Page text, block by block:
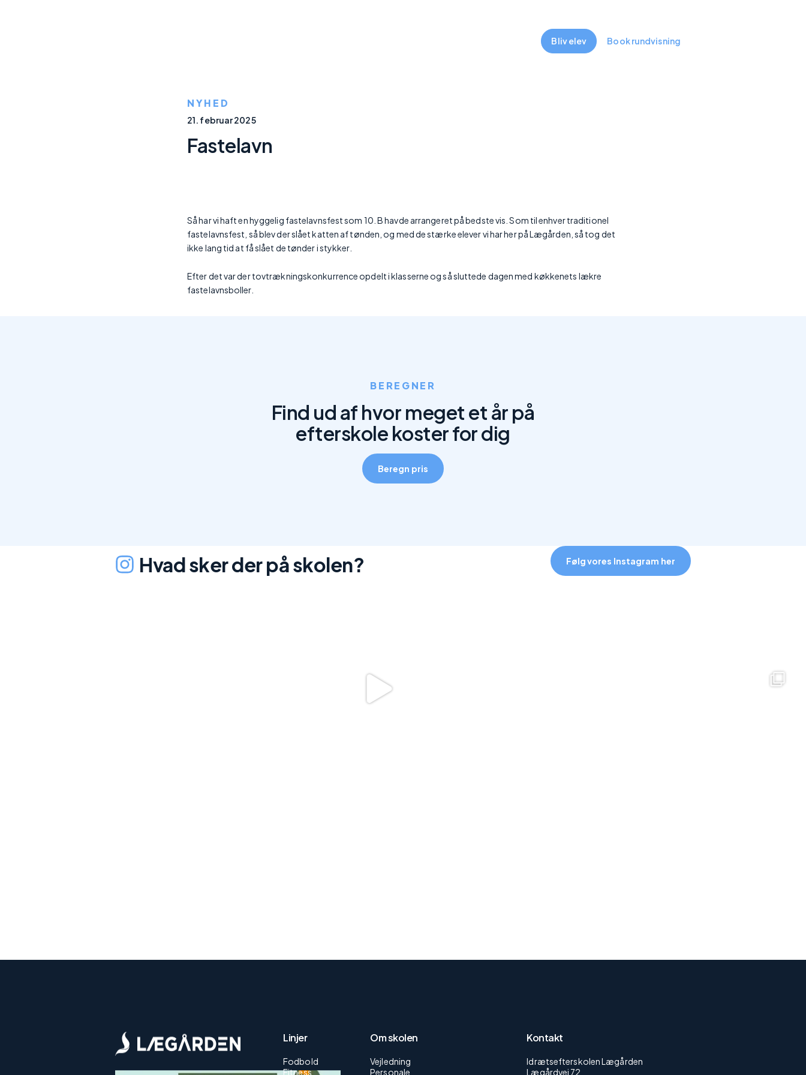
Bliv elev Book rundvisning
NYHED
21. februar 2025
Fastelavn
Så har vi haft en hyggelig fastelavnsfest som 10. B havde arrangeret på bedste vis. Som til enhver traditionel
fastelavnsfest, så blev der slået katten af tønden, og med de stærke elever vi har her på Lægården, så tog det
ikke lang tid at få slået de tønder i stykker.
Efter det var der tovtrækningskonkurrence opdelt i klasserne og så sluttede dagen med køkkenets lækre
fastelavnsboller.
BEREGNER
Find ud af hvor meget et år på
efterskole koster for dig
Beregn pris
Hvad sker der på skolen? Følg vores Instagram her
Linjer
Fodbold
Fitness
Om skolen
Vejledning
Personale
Kontakt
Idrætsefterskolen Lægården
Lægårdvej 72